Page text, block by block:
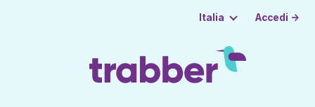
Italia Accedi →